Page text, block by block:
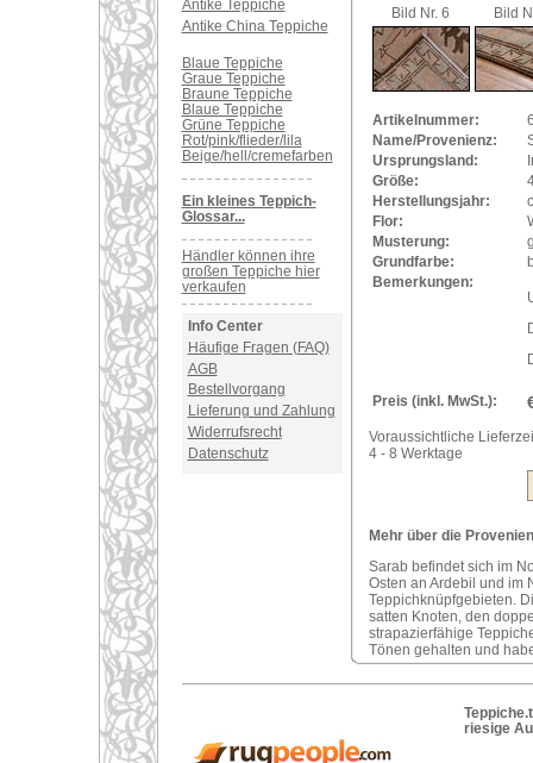
Antike Teppiche
Antike China Teppiche
Blaue Teppiche
Graue Teppiche
Braune Teppiche
Blaue Teppiche
Grüne Teppiche
Rot/pink/flieder/lila
Beige/hell/cremefarben
Ein kleines Teppich-
Glossar...
Händler können ihre
großen Teppiche hier
verkaufen
Info Center
Häufige Fragen (FAQ)
AGB
Bestellvorgang
Lieferung und Zahlung
Widerrufsrecht
Datenschutz
Bild Nr. 6 Bild
Artikelnummer:
Name/Provenienz:
Ursprungsland:
Größe:
Herstellungsjahr:
Flor:
Musterung:
Grundfarbe:
Bemerkungen:
Preis (inkl. MwSt.):
Voraussichtliche
4 - 8 Werktage
Mehr über die
Sarab befindet sich im
Osten an Ardebil und im
Teppichknüpfgebieten.
satten Knoten, den
strapazierfähige
Tönen gehalten und
riesige